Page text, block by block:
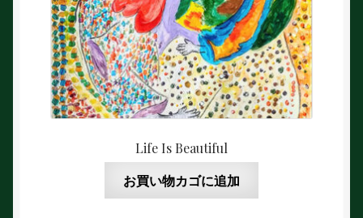
Life Is Beautiful
お買い物カゴに追加